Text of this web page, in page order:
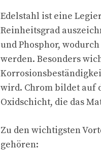
Edelstahl ist eine
Reinheitsgrad
und Phosphor,
werden. Besonders
wird. Chrom bildet auf
Oxidschicht, die das
Zu den wichtigsten
gehören: